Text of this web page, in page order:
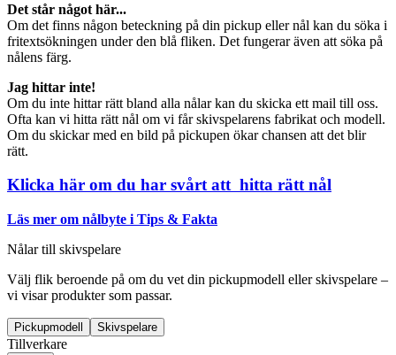
Det står något här...
Om det finns någon beteckning på din pickup eller nål kan du söka i
fritextsökningen under den blå fliken. Det fungerar även att söka på
nålens färg.
Jag hittar inte!
Om du inte hittar rätt bland alla nålar kan du skicka ett mail till oss.
Ofta kan vi hitta rätt nål om vi får skivspelarens fabrikat och modell.
Om du skickar med en bild på pickupen ökar chansen att det blir
rätt.
Klicka här om du har svårt att hitta rätt nål
Läs mer om nålbyte i Tips & Fakta
Nålar till skivspelare
Välj flik beroende på om du vet din pickupmodell eller skivspelare –
vi visar produkter som passar.
Pickupmodell Skivspelare
Tillverkare